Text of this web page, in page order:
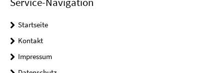
Startseite
Kontakt
Impressum